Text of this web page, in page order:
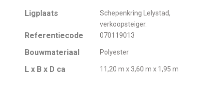
Ligplaats
Schepenkring Lelystad,
verkoopsteiger.
Referentiecode 070119013
Bouwmateriaal Polyester
L x B x D ca 11,20 m x 3,60 m x 1,95 m